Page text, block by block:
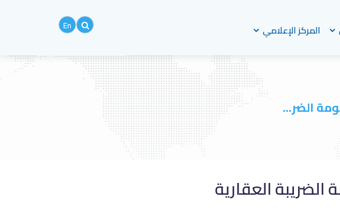
المركز الإعلامي En
الضر...
العقارية